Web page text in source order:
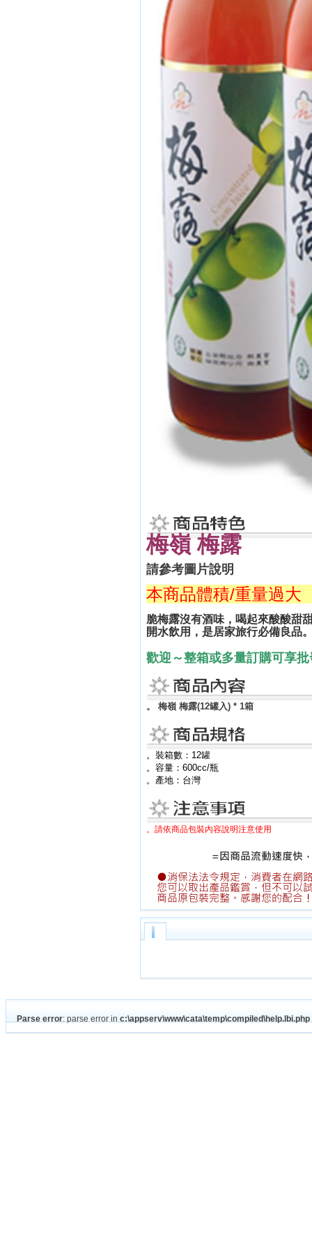
梅嶺 梅露
請參考圖片說明
本商品體積/重量過大
脆梅露沒有酒味，喝起來酸酸甜
開水飲用，是居家旅行必備良品
歡迎～整箱或多量訂購可享
。 梅嶺 梅露(12罐入) * 1箱
。裝箱數：12罐
。容量：600cc/瓶
。產地：台灣
。請依商品包裝內容說明注意使用
Parse error: parse error inc:\appserv\www\cata\temp\compiled\help.lbi.php